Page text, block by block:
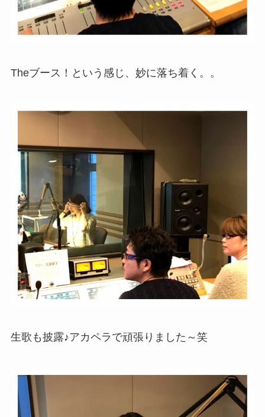
Theブース！という感じ、妙に落ち着く。。
生歌も披露♪アカペラで頑張りました～笑